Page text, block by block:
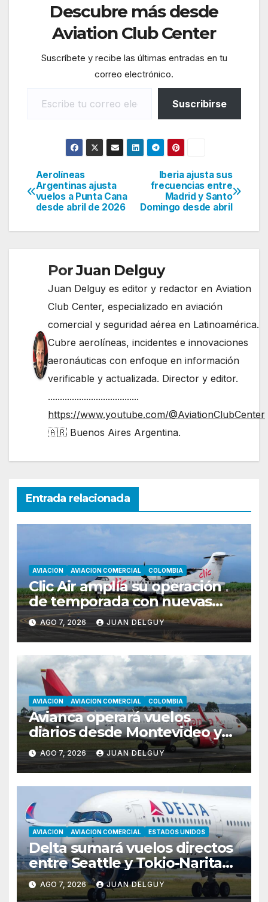
Descubre más desde
Aviation Club Center
Suscríbete y recibe las últimas entradas en tu
correo electrónico.
Suscribirse
Navegación
de
entradas
Iberia ajusta sus
frecuencias entre
Madrid y Santo
Domingo desde abril
Aerolíneas
Argentinas ajusta
vuelos a Punta Cana
desde abril de 2026
PorJuan Delguy
Juan Delguy es editor y redactor en Aviation
Club Center, especializado en aviación
comercial y seguridad aérea en Latinoamérica.
Cubre aerolíneas, incidentes e innovaciones
aeronáuticas con enfoque en información
verificable y actualizada. Director y editor.
......................................
https://www.youtube.com/@AviationClubCenter
🇦🇷 Buenos Aires Argentina.
Entrada relacionada
AVIACION AVIACION COMERCIAL COLOMBIA
Clic Air amplía su operación
de temporada con nuevas
rutas hacia Cartagena y Tolú
AGO 7, 2026 JUAN DELGUY
AVIACION AVIACION COMERCIAL COLOMBIA
Avianca operará vuelos
diarios desde Montevideo y
Asunción hacia Bogotá
AGO 7, 2026 JUAN DELGUY
AVIACION AVIACION COMERCIAL ESTADOS UNIDOS
Delta sumará vuelos directos
entre Seattle y Tokio-Narita
desde marzo de 2027
AGO 7, 2026 JUAN DELGUY